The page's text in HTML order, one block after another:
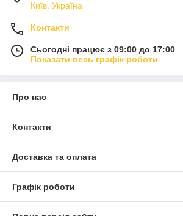
Київ, Україна
Контакти
Сьогодні працює з 09:00 до 17:00
Показати весь графік роботи
Про нас
Контакти
Доставка та оплата
Графік роботи